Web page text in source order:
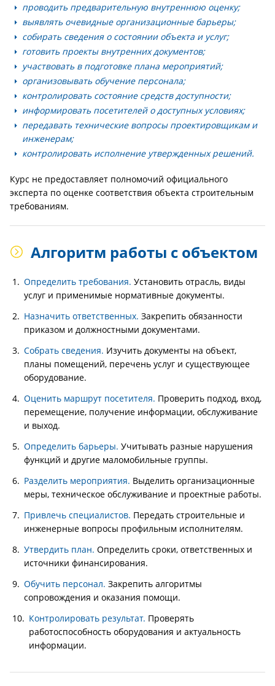
проводить предварительную внутреннюю оценку;
выявлять очевидные организационные барьеры;
собирать сведения о состоянии объекта и услуг;
готовить проекты внутренних документов;
участвовать в подготовке плана мероприятий;
организовывать обучение персонала;
контролировать состояние средств доступности;
информировать посетителей о доступных условиях;
передавать технические вопросы проектировщикам и
инженерам;
контролировать исполнение утвержденных решений.
Курс не предоставляет полномочий официального
эксперта по оценке соответствия объекта строительным
требованиям.
Алгоритм работы с объектом
Определить требования. Установить отрасль, виды
услуг и применимые нормативные документы.
Назначить ответственных. Закрепить обязанности
приказом и должностными документами.
Собрать сведения. Изучить документы на объект,
планы помещений, перечень услуг и существующее
оборудование.
Оценить маршрут посетителя. Проверить подход, вход,
перемещение, получение информации, обслуживание
и выход.
Определить барьеры. Учитывать разные нарушения
функций и другие маломобильные группы.
Разделить мероприятия. Выделить организационные
меры, техническое обслуживание и проектные работы.
Привлечь специалистов. Передать строительные и
инженерные вопросы профильным исполнителям.
Утвердить план. Определить сроки, ответственных и
источники финансирования.
Обучить персонал. Закрепить алгоритмы
сопровождения и оказания помощи.
Контролировать результат. Проверять
работоспособность оборудования и актуальность
информации.